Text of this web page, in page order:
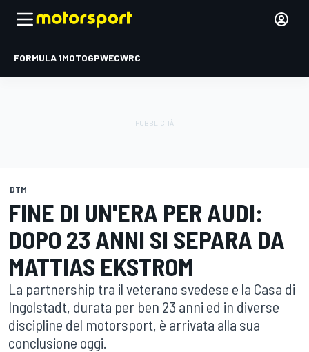
FORMULA 1MOTOGPWECWRC
DTM
FINE DI UN'ERA PER AUDI:
DOPO 23 ANNI SI SEPARA DA
MATTIAS EKSTROM
La partnership tra il veterano svedese e la Casa di
Ingolstadt, durata per ben 23 anni ed in diverse
discipline del motorsport, è arrivata alla sua
conclusione oggi.